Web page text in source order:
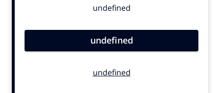
Contentmarketing